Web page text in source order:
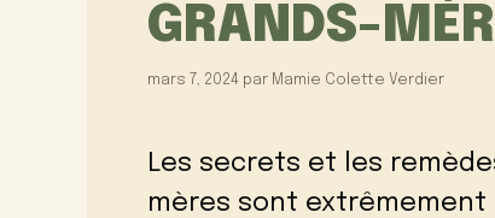
GRANDS-
mars 7, 2024 par Mamie Colette Verdier
Les secrets et les
mères sont